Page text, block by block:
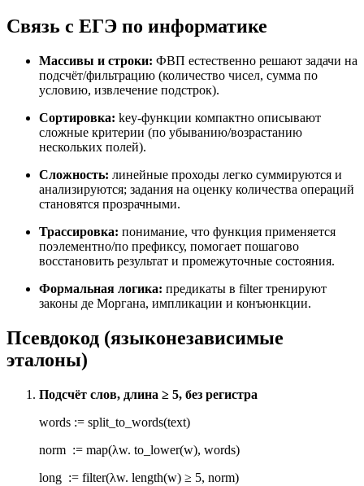
Связь с ЕГЭ по информатике
Массивы и строки: ФВП естественно решают задачи на
подсчёт/фильтрацию (количество чисел, сумма по
условию, извлечение подстрок).
Сортировка: key-функции компактно описывают
сложные критерии (по убыванию/возрастанию
нескольких полей).
Сложность: линейные проходы легко суммируются и
анализируются; задания на оценку количества операций
становятся прозрачными.
Трассировка: понимание, что функция применяется
поэлементно/по префиксу, помогает пошагово
восстановить результат и промежуточные состояния.
Формальная логика: предикаты в filter тренируют
законы де Моргана, импликации и конъюнкции.
Псевдокод (языконезависимые
эталоны)
Подсчёт слов, длина ≥ 5, без регистра
words := split_to_words(text)
norm := map(λw. to_lower(w), words)
long := filter(λw. length(w) ≥ 5, norm)